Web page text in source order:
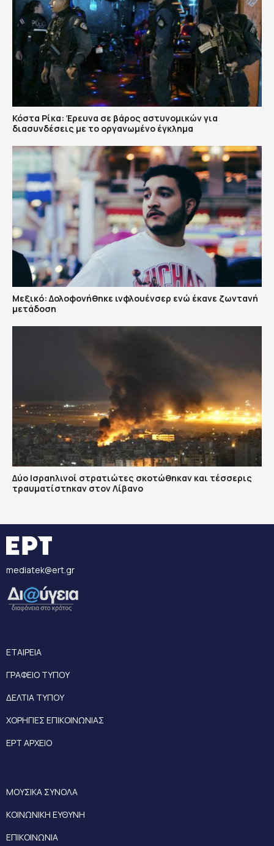
Κόστα Ρίκα: Έρευνα σε βάρος αστυνομικών για
διασυνδέσεις με το οργανωμένο έγκλημα
Μεξικό: Δολοφονήθηκε ινφλουένσερ ενώ έκανε ζωντανή
μετάδοση
Δύο Ισραηλινοί στρατιώτες σκοτώθηκαν και τέσσερις
τραυματίστηκαν στον Λίβανο
mediatek@ert.gr
ΕΤΑΙΡΕΙΑ
ΓΡΑΦΕΙΟ ΤΥΠΟΥ
ΔΕΛΤΙΑ ΤΥΠΟΥ
ΧΟΡΗΓΙΕΣ ΕΠΙΚΟΙΝΩΝΙΑΣ
ΕΡΤ ΑΡΧΕΙΟ
ΜΟΥΣΙΚΑ ΣΥΝΟΛΑ
ΚΟΙΝΩΝΙΚΗ ΕΥΘΥΝΗ
ΕΠΙΚΟΙΝΩΝΙΑ